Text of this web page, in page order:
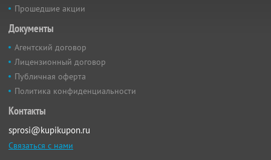
Прошедшие акции
Документы
Агентский договор
Лицензионный договор
Публичная оферта
Политика конфиденциальности
Контакты
sprosi@kupikupon.ru
Связаться с нами